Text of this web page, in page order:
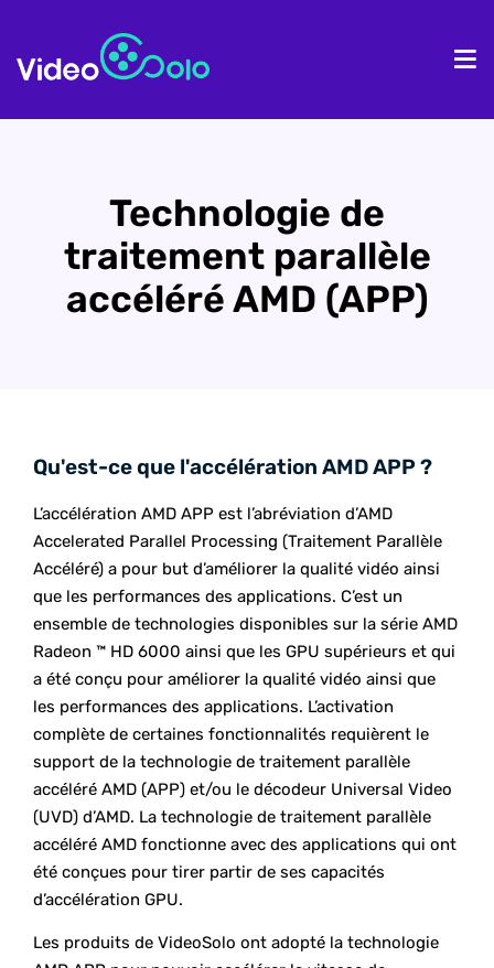
Technologie de
traitement parallèle
accéléré AMD (APP)
Qu'est-ce que l'accélération AMD APP ?
L’accélération AMD APP est l’abréviation d’AMD
Accelerated Parallel Processing (Traitement Parallèle
Accéléré) a pour but d’améliorer la qualité vidéo ainsi
que les performances des applications. C’est un
ensemble de technologies disponibles sur la série AMD
Radeon ™ HD 6000 ainsi que les GPU supérieurs et qui
a été conçu pour améliorer la qualité vidéo ainsi que
les performances des applications. L’activation
complète de certaines fonctionnalités requièrent le
support de la technologie de traitement parallèle
accéléré AMD (APP) et/ou le décodeur Universal Video
(UVD) d’AMD. La technologie de traitement parallèle
accéléré AMD fonctionne avec des applications qui ont
été conçues pour tirer partir de ses capacités
d’accélération GPU.
Les produits de VideoSolo ont adopté la technologie